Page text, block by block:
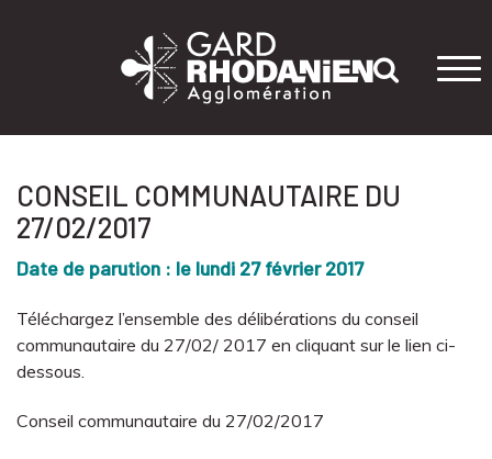
CONSEIL COMMUNAUTAIRE DU
27/02/2017
Date de parution : le lundi 27 février 2017
Téléchargez l’ensemble des délibérations du conseil
communautaire du 27/02/ 2017 en cliquant sur le lien ci-
dessous.
Conseil communautaire du 27/02/2017